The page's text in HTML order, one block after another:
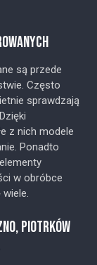
są przede
Często
sprawdzają
z nich modele
Ponadto
w obróbce
PIOTRKÓW